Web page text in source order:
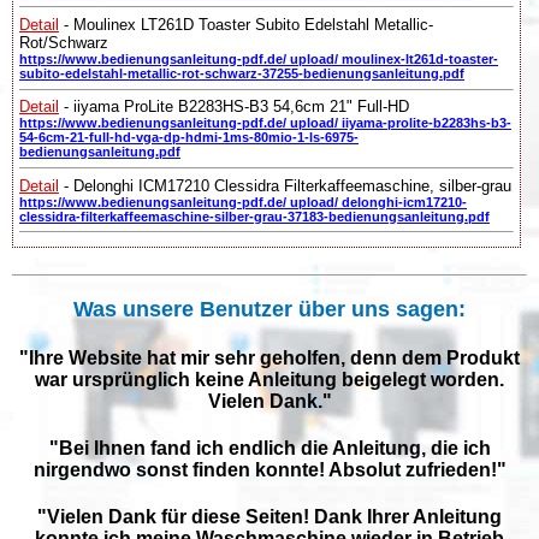
Detail - Moulinex LT261D Toaster Subito Edelstahl Metallic-
Rot/Schwarz
https://www.bedienungsanleitung-pdf.de/ upload/ moulinex-lt261d-toaster-
subito-edelstahl-metallic-rot-schwarz-37255-bedienungsanleitung.pdf
Detail - iiyama ProLite B2283HS-B3 54,6cm 21" Full-HD
https://www.bedienungsanleitung-pdf.de/ upload/ iiyama-prolite-b2283hs-b3-
54-6cm-21-full-hd-vga-dp-hdmi-1ms-80mio-1-ls-6975-
bedienungsanleitung.pdf
Detail - Delonghi ICM17210 Clessidra Filterkaffeemaschine, silber-grau
https://www.bedienungsanleitung-pdf.de/ upload/ delonghi-icm17210-
clessidra-filterkaffeemaschine-silber-grau-37183-bedienungsanleitung.pdf
Was unsere Benutzer über uns sagen:
"Ihre Website hat mir sehr geholfen, denn dem Produkt
war ursprünglich keine Anleitung beigelegt worden.
Vielen Dank."
"Bei Ihnen fand ich endlich die Anleitung, die ich
nirgendwo sonst finden konnte! Absolut zufrieden!"
"Vielen Dank für diese Seiten! Dank Ihrer Anleitung